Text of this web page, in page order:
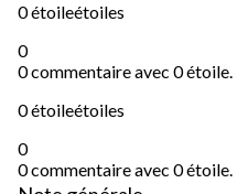
0 étoileétoiles
0
0 commentaire avec 0 étoile.
0 étoileétoiles
0
0 commentaire avec 0 étoile.